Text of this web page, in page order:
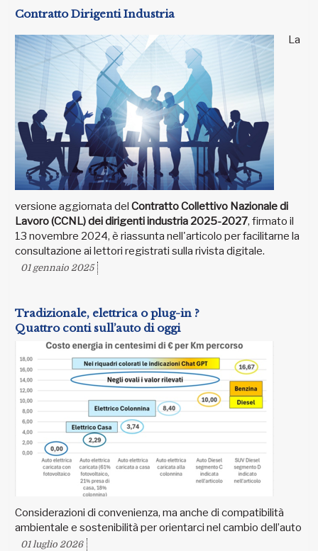
Contratto Dirigenti Industria
La
versione aggiornata del Contratto Collettivo Nazionale di
Lavoro (CCNL) dei dirigenti industria 2025-2027, firmato il
13 novembre 2024, è riassunta nell'articolo per facilitarne la
consultazione ai lettori registrati sulla rivista digitale.
01 gennaio 2025
Tradizionale, elettrica o plug-in ?
Quattro conti sull’auto di oggi
Considerazioni di convenienza, ma anche di compatibilità
ambientale e sostenibilità per orientarci nel cambio dell’auto
01 luglio 2026